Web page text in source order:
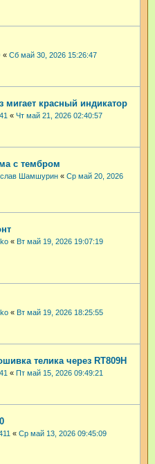
« Сб май 30, 2026 15:26:47
мигает красный индикатор
« Чт май 21, 2026 02:40:57
с тембром
Шамшурин « Ср май 20, 2026
« Вт май 19, 2026 19:07:19
« Вт май 19, 2026 18:25:55
телика через RT809H
« Пт май 15, 2026 09:49:21
« Ср май 13, 2026 09:45:09